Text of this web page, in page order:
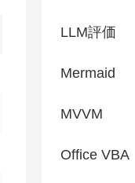
LLM評価
Mermaid
MVVM
Office VBA